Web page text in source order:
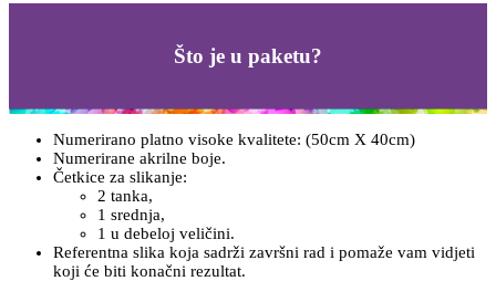
Što je u paketu?
Numerirano platno visoke kvalitete: (50cm X 40cm)
Numerirane akrilne boje.
Četkice za slikanje:
2 tanka,
1 srednja,
1 u debeloj veličini.
Referentna slika koja sadrži završni rad i pomaže vam vidjeti
koji će biti konačni rezultat.